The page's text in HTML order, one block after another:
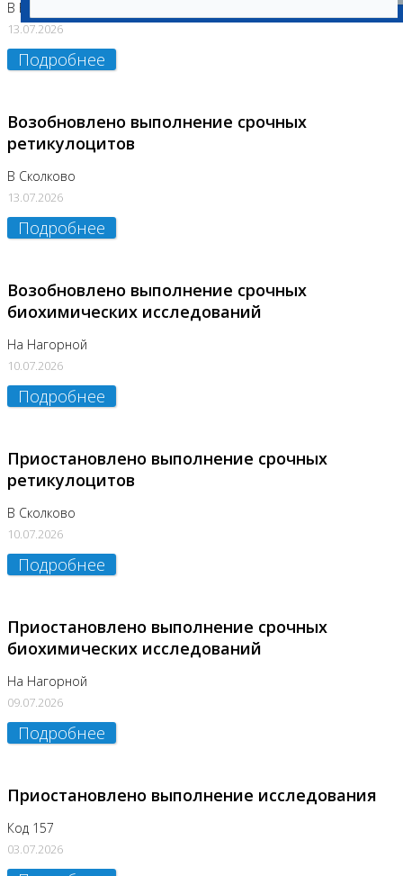
В Бутово
13.07.2026
Подробнее
Возобновлено выполнение срочных
ретикулоцитов
В Сколково
13.07.2026
Подробнее
Возобновлено выполнение срочных
биохимических исследований
На Нагорной
10.07.2026
Подробнее
Приостановлено выполнение срочных
ретикулоцитов
В Сколково
10.07.2026
Подробнее
Приостановлено выполнение срочных
биохимических исследований
На Нагорной
09.07.2026
Подробнее
Приостановлено выполнение исследования
Код 157
03.07.2026